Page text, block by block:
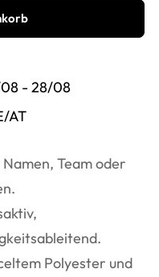
- 28/08
AT
Namen, Team oder
Polyester und